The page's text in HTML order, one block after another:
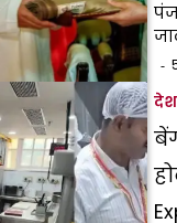
देश